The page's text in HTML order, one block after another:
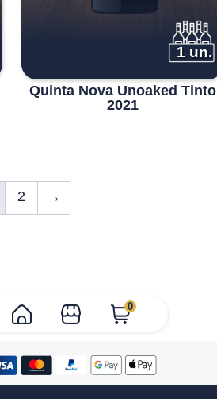
0
1 un.
Quinta Nova Unoaked Tinto
2021
2 →